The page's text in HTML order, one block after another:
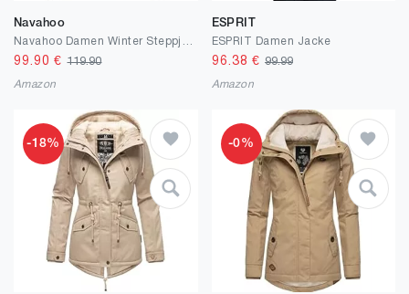
Navahoo
99.90 €119.90
Amazon
ESPRIT
ESPRIT Damen Jacke
96.38 € 99.99
Amazon
-18% -0%